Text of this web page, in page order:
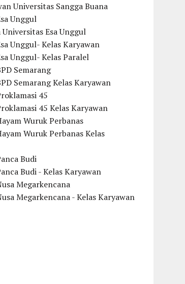
Universitas Sangga Buana
Unggul
Universitas Esa Unggul
Unggul- Kelas Karyawan
Unggul- Kelas Paralel
Semarang
Semarang Kelas Karyawan
45
45 Kelas Karyawan
Wuruk Perbanas
Wuruk Perbanas Kelas
Budi
Budi - Kelas Karyawan
Megarkencana
Megarkencana - Kelas Karyawan